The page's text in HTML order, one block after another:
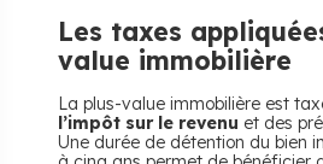
Les taxes
value immobilière
La plus-value immobilière est
l’impôt sur le revenu et des
Une durée de détention du bien